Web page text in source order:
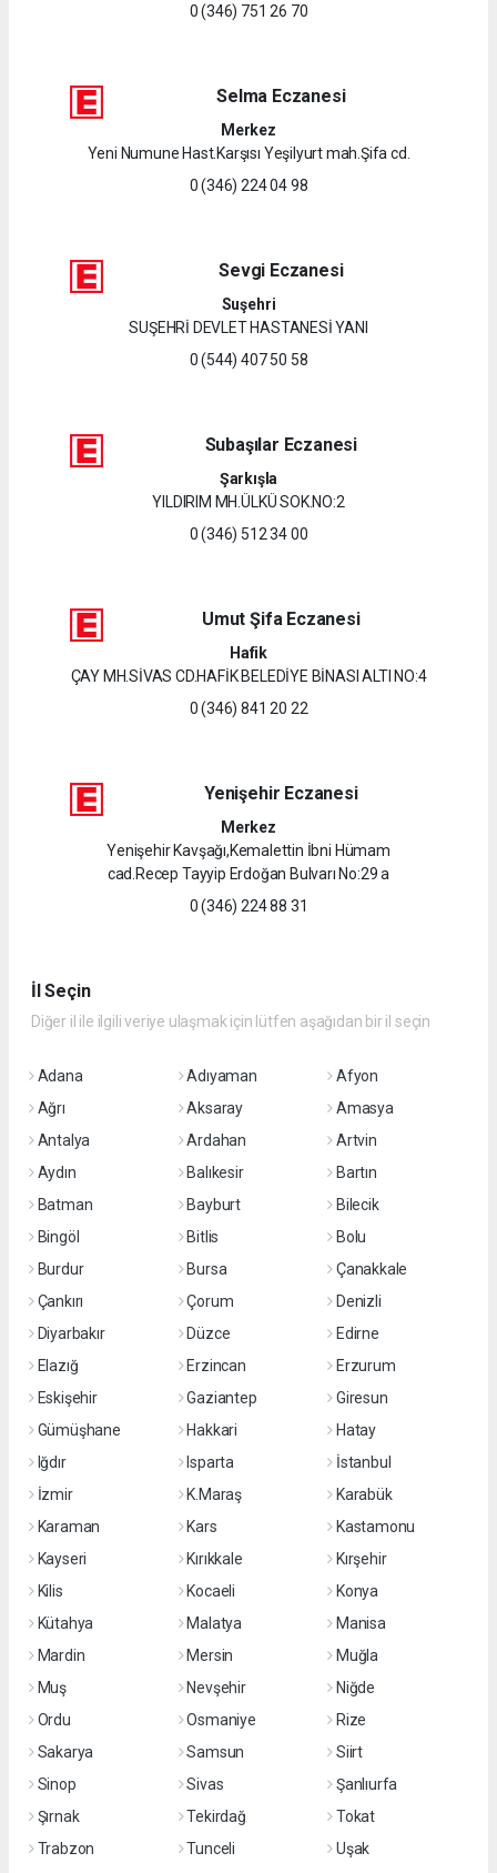
0 (346) 751 26 70
Selma Eczanesi
Merkez
Yeni Numune Hast.Karşısı Yeşilyurt mah.Şifa cd.
0 (346) 224 04 98
Sevgi Eczanesi
Suşehri
SUŞEHRİ DEVLET HASTANESİ YANI
0 (544) 407 50 58
Subaşılar Eczanesi
Şarkışla
YILDIRIM MH.ÜLKÜ SOK.NO:2
0 (346) 512 34 00
Umut Şifa Eczanesi
Hafik
ÇAY MH.SİVAS CD.HAFİK BELEDİYE BİNASI ALTI NO:4
0 (346) 841 20 22
Yenişehir Eczanesi
Merkez
Yenişehir Kavşağı,Kemalettin İbni Hümam
cad.Recep Tayyip Erdoğan Bulvarı No:29 a
0 (346) 224 88 31
İl Seçin
Diğer il ile ilgili veriye ulaşmak için lütfen aşağıdan bir il seçin
Adana Adıyaman
Afyon
Ağrı
Aksaray
Amasya
Antalya
Ardahan
Artvin
Aydın
Balıkesir
Bartın
Batman
Bayburt
Bilecik
Bingöl
Bitlis
Bolu
Burdur
Bursa
Çanakkale
Çankırı
Çorum
Denizli
Diyarbakır
Düzce
Edirne
Elazığ
Erzincan
Erzurum
Eskişehir
Gaziantep
Giresun
Gümüşhane
Hakkari
Hatay
Iğdır
Isparta
İstanbul
İzmir
K.Maraş
Karabük
Karaman
Kars
Kastamonu
Kayseri
Kırıkkale
Kırşehir
Kilis
Kocaeli
Konya
Kütahya
Malatya
Manisa
Mardin
Mersin
Muğla
Muş
Nevşehir
Niğde
Ordu
Osmaniye
Rize
Sakarya
Samsun
Siirt
Sinop
Sivas
Şanlıurfa
Şırnak
Tekirdağ
Tokat
Trabzon
Tunceli
Uşak